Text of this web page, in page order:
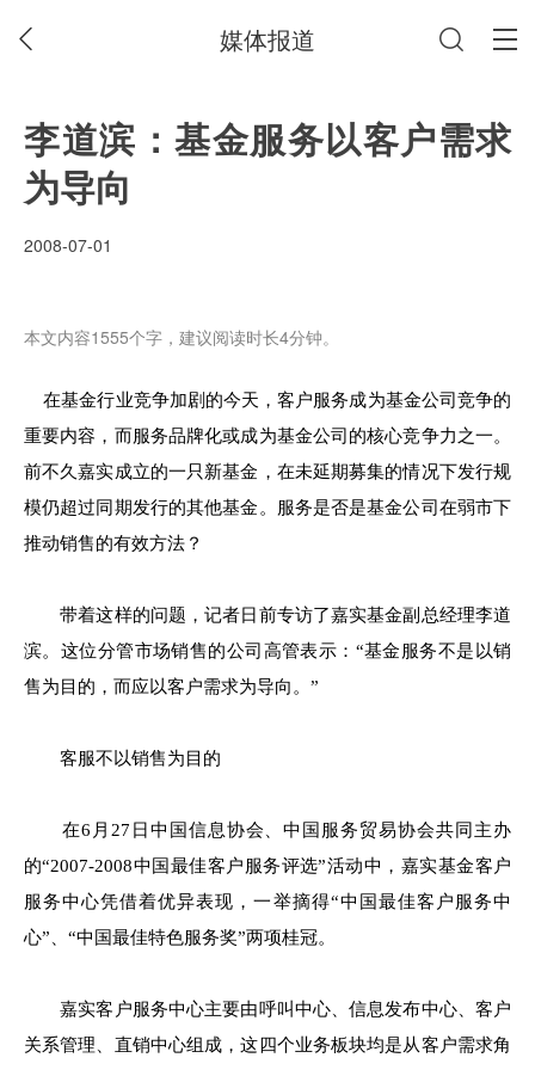
媒体报道
李道滨：基金服务以客户需求
为导向
2008-07-01
本文内容1555个字，建议阅读时长4分钟。
在基金行业竞争加剧的今天，客户服务成为基金公司竞争的
重要内容，而服务品牌化或成为基金公司的核心竞争力之一。
前不久嘉实成立的一只新基金，在未延期募集的情况下发行规
模仍超过同期发行的其他基金。服务是否是基金公司在弱市下
推动销售的有效方法？
带着这样的问题，记者日前专访了嘉实基金副总经理李道
滨。这位分管市场销售的公司高管表示： “基金服务不是以销
售为目的，而应以客户需求为导向。 ”
客服不以销售为目的
在6 月 27 日中国信息协会、中国服务贸易协会共同主办
的“2007-2008中国最佳客户服务评选”活动中，嘉实基金客户
服务中心凭借着优异表现，一举摘得“中国最佳客户服务中
心” “中国最佳特色服务奖”两项桂冠。
嘉实客户服务中心主要由呼叫中心、信息发布中心、客户
关系管理、直销中心组成，这四个业务板块均是从客户需求角